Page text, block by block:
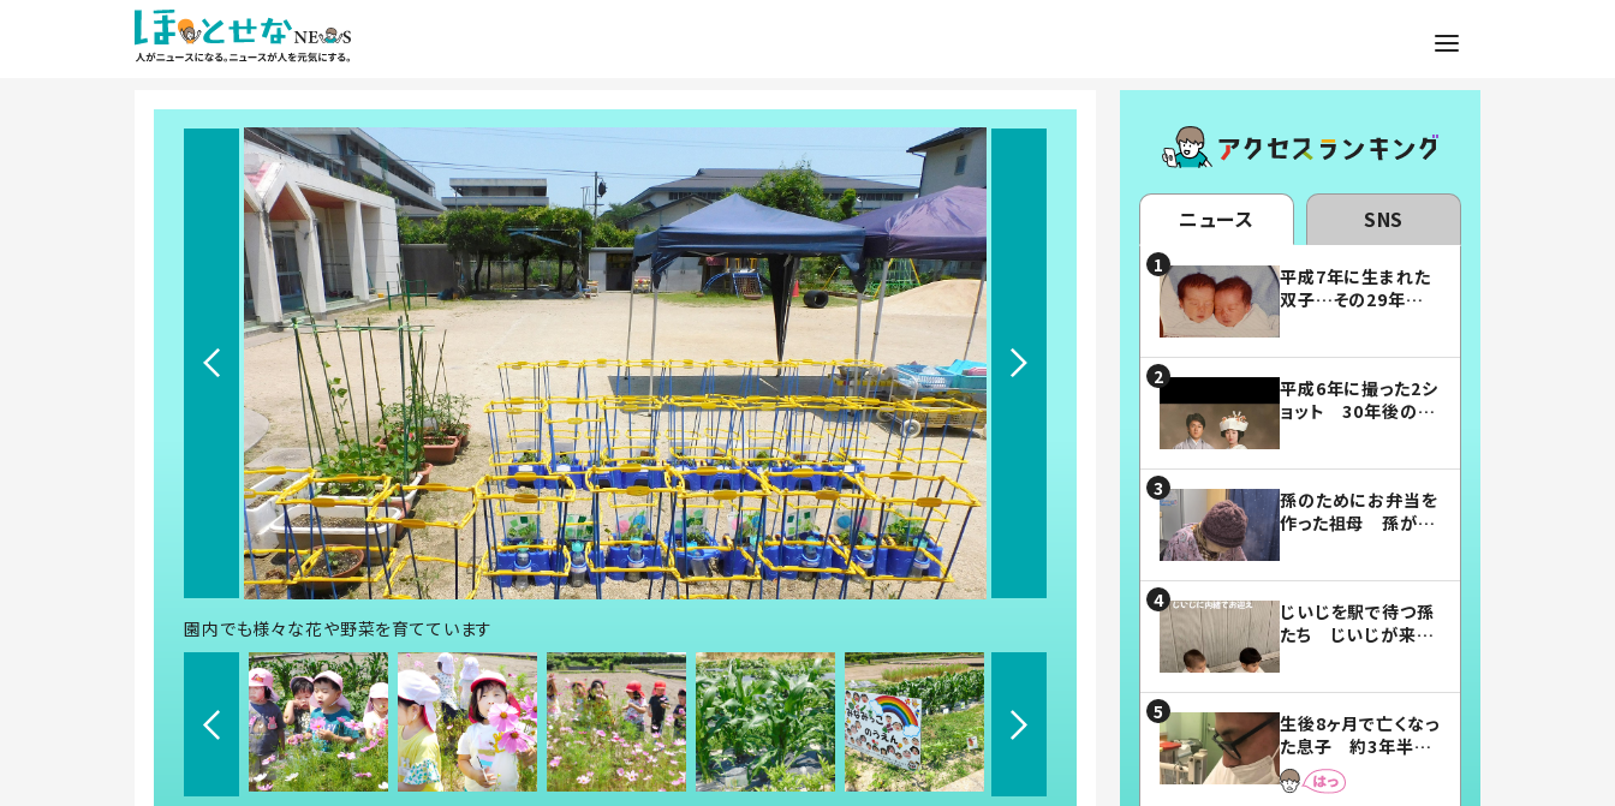
園内でも様々な花や野菜を育てています
ニュース SNS
平成7年に生まれた
双子…その29年後
平成6年に撮った2シ
ョット 30年後の姿
孫のためにお弁当を
作った祖母 孫が絶
じいじを駅で待つ孫
たち じいじが来た
まらない」「幸せにな
れる」
生後8ヶ月で亡くなっ
た息子 約3年半
後、当時の妻の日記
に書いてあった本音